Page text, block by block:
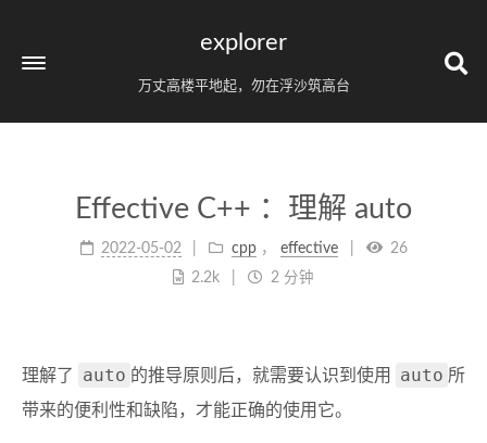
explorer
万丈高楼平地起，勿在浮沙筑高台
Effective C++ ：理解 auto
2022-05-02 cpp ， effective
26
2.2k
2 分钟
理解了 auto 的推导原则后，就需要认识到使用 auto 所
带来的便利性和缺陷，才能正确的使用它。